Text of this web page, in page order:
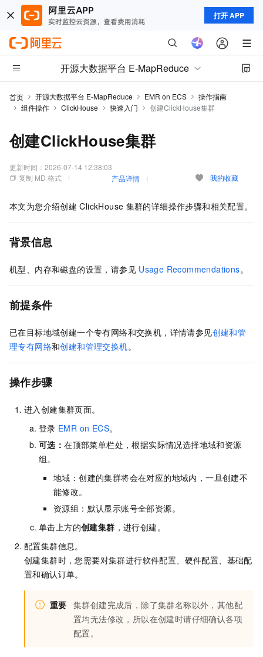
打开 APP
开源大数据平台 E-MapReduce
首页 开源大数据平台 E-MapReduce EMR on ECS
操作指南
组件操作
ClickHouse 快速入门 创建ClickHouse集群
创建ClickHouse集群
更新时间： 2026-07-14 12:38:03
复制 MD 格式
产品详情 我的收藏
本文为您介绍创建 ClickHouse 集群的详细操作步骤和相关配置。
背景信息
机型、内存和磁盘的设置，请参见 Usage Recommendations。
前提条件
已在目标地域创建一个专有网络和交换机，详情请参见创建和管
理专有网络和创建和管理交换机。
操作步骤
进入创建集群页面。
登录 EMR on ECS。
可选：在顶部菜单栏处，根据实际情况选择地域和资源
组。
地域：创建的集群将会在对应的地域内，一旦创建不
能修改。
资源组：默认显示账号全部资源。
单击上方的创建集群 ，进行创建。
配置集群信息。
创建集群时，您需要对集群进行软件配置、硬件配置、基础配
置和确认订单。
重要 集群创建完成后，除了集群名称以外，其他配
置均无法修改，所以在创建时请仔细确认各项
配置。